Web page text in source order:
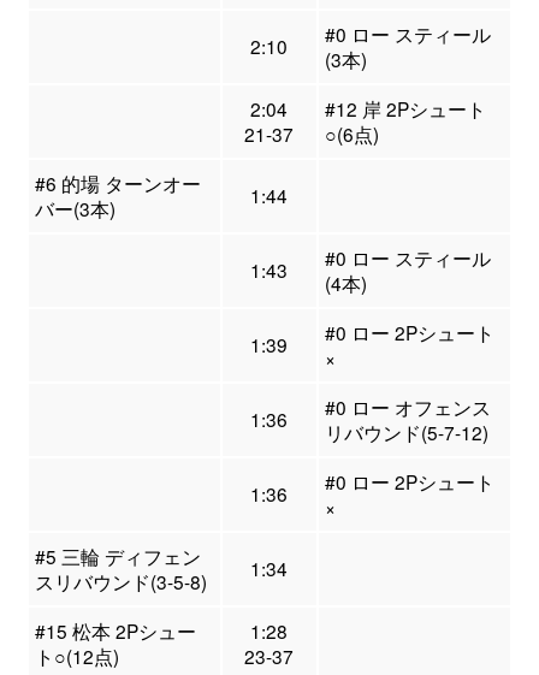
2:10
#0 ロー スティール
(3本)
2:04
21-37
#12 岸 2Pシュート
○(6点)
#6 的場 ターンオー
バー(3本)
1:44
1:43
#0 ロー スティール
(4本)
1:39
#0 ロー 2Pシュート
×
1:36
#0 ロー オフェンス
リバウンド(5-7-12)
1:36
#0 ロー 2Pシュート
×
#5 三輪 ディフェン
スリバウンド(3-5-8)
1:34
#15 松本 2Pシュー
ト○(12点)
1:28
23-37